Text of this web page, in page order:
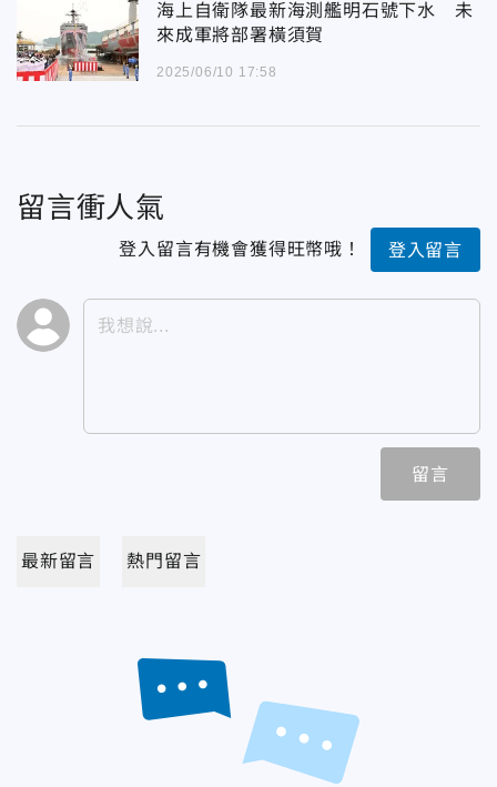
海上自衛隊最新海測艦明石號下水 未
來成軍將部署橫須賀
2025/06/10 17:58
留言衝人氣
登入留言有機會獲得旺幣哦！ 登入留言
留言
最新留言 熱門留言